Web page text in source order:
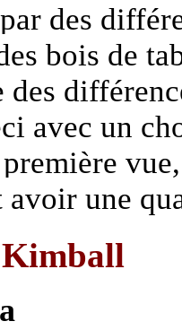
des
bois de
des
avec un
avoir une